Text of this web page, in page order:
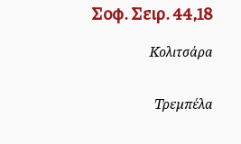
Σοφ. Σειρ. 44,18
Κολιτσάρα
Τρεμπέλα